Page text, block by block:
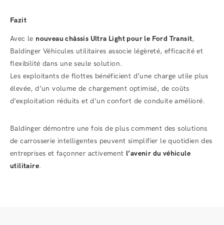
Fazit
Avec le nouveau châssis Ultra Light pour le Ford Transit,
Baldinger Véhicules utilitaires associe légèreté, efficacité et
flexibilité dans une seule solution.
Les exploitants de flottes bénéficient d’une charge utile plus
élevée, d’un volume de chargement optimisé, de coûts
d’exploitation réduits et d’un confort de conduite amélioré.
Baldinger démontre une fois de plus comment des solutions
de carrosserie intelligentes peuvent simplifier le quotidien des
entreprises et façonner activement l’avenir du véhicule
utilitaire.